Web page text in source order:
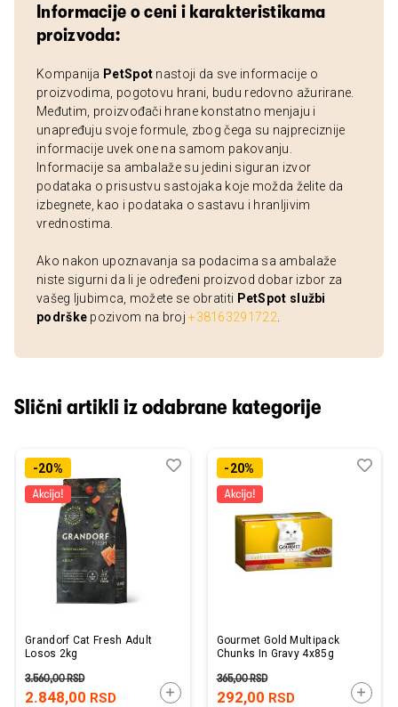
Informacije o ceni i karakteristikama
proizvoda:
Kompanija PetSpot nastoji da sve informacije o
proizvodima, pogotovu hrani, budu redovno ažurirane.
Međutim, proizvođači hrane konstatno menjaju i
unapređuju svoje formule, zbog čega su najpreciznije
informacije uvek one na samom pakovanju.
Informacije sa ambalaže su jedini siguran izvor
podataka o prisustvu sastojaka koje možda želite da
izbegnete, kao i podataka o sastavu i hranljivim
vrednostima.
Ako nakon upoznavanja sa podacima sa ambalaže
niste sigurni da li je određeni proizvod dobar izbor za
vašeg ljubimca, možete se obratiti PetSpot službi
podrške pozivom na broj+38163291722
Slični artikli iz odabrane kategorije
-20%
Grandorf Cat Fresh Adult
Losos 2kg
2.848,00 RSD
3.560,00RSD
DODAJTE U KORPU
Dodaj
Uporedi-20%
Gourmet Gold Multipack
Chunks In Gravy 4x85g
292,00 RSD
365,00RSD